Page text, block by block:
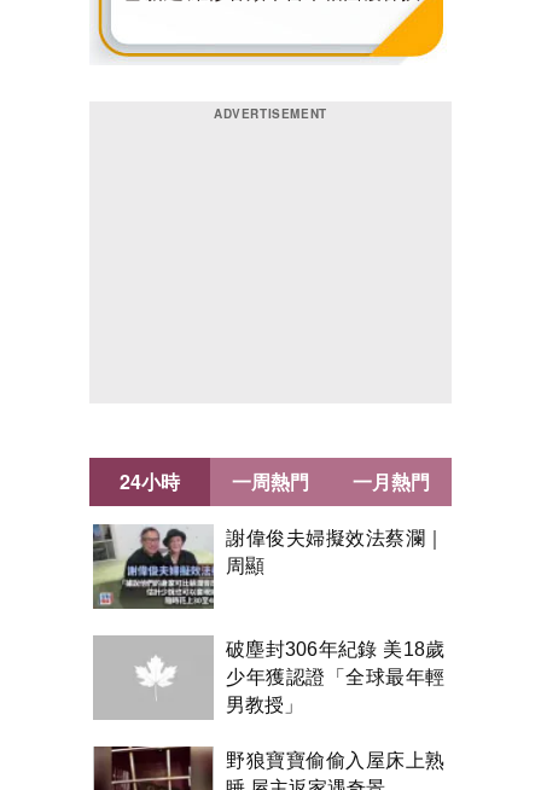
24小時
謝偉俊夫婦擬效法蔡瀾｜
周顯
破塵封306年紀錄 美18歲
少年獲認證「全球最年輕
男教授」
野狼寶寶偷偷入屋床上熟
一周熱門 一月熱門